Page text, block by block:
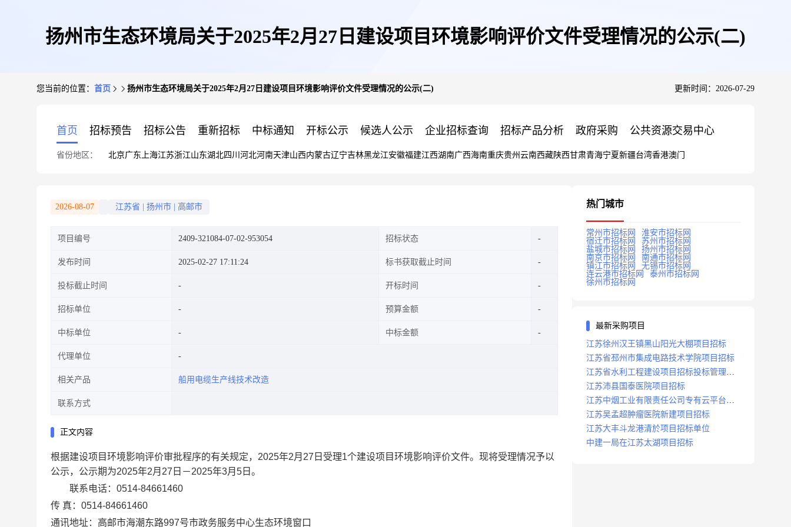
扬州市生态环境局关于2025年2月27日建设项目环境影响评价文件受理情况的公示(二)
您当前的位置： 首页 扬州市生态环境局关于2025年2月27日建设项目环境影响评价文件受理情况的公示(二) 更新时间：2026-07-29
首页 招标预告 招标公告 重新招标 中标通知 开标公示 候选人公示 企业招标查询 招标产品分析 政府采购 公共资源交易中心
省份地区： 北京广东 上海江苏浙江山东湖北四川 河北河南天津山西内蒙古辽宁吉林黑龙江安徽福建江西湖南广西海南重庆贵州 云南西藏陕西甘肃青海宁夏新疆台湾香港澳门
2026-08-07 江苏省 扬州市 高邮市
项目编号 2409-321084-07-02-953054 招标状态
发布时间 2025-02-27 17:11:24 标书获取截止时间
投标截止时间 开标时间
招标单位 预算金额
中标单位 中标金额
代理单位
相关产品 船用电缆生产线技术改造
联系方式
正文内容
根据建设项目环境影响评价审批程序的有关规定， 2025年2月 27 日受理1个建设项目环境影响评价文件。现将受理情况予以
公示，公示期为2025年2月 27日 －2025年3月 5 日 。
联系电话： 0514-84661460
传 真： 0514-84661460
通讯地址：高邮市海潮东路997号市政务服务中心生态环境窗口
热门城市
常州市招标网
淮安市招标网
宿迁市招标网
苏州市招标网
盐城市招标网
扬州市招标网
南京市招标网
南通市招标网
镇江市招标网
无锡市招标网
连云港市招标网
泰州市招标网
徐州市招标网
最新采购项目
江苏徐州汉王镇黑山阳光大棚项目招标
江苏省邳州市集成电路技术学院项目招标
江苏省水利工程建设项目招标投标管理办
法
江苏沛县国泰医院项目招标
江苏中烟工业有限责任公司专有云平台扩
容项目招标
江苏吴孟超肿瘤医院新建项目招标
江苏大丰斗龙港清於项目招标单位
中建一局在江苏太湖项目招标